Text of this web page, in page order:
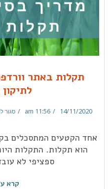
תקלות באתר
14/11/2020
11:56 am סגור
אחד הקטעים המתסכלים
הוא תקלות. התקלות
ספציפי לא
קרא